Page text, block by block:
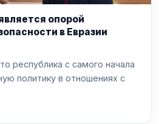
опорой
в Евразии
республика с самого начала
политику в отношениях с